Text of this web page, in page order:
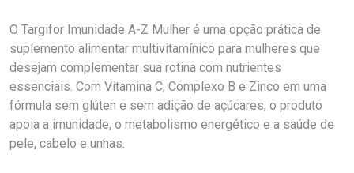
O Targifor Imunidade A-Z Mulher é uma opção prática de
suplemento alimentar multivitamínico para mulheres que
desejam complementar sua rotina com nutrientes
essenciais. Com Vitamina C, Complexo B e Zinco em uma
fórmula sem glúten e sem adição de açúcares, o produto
apoia a imunidade, o metabolismo energético e a saúde de
pele, cabelo e unhas.